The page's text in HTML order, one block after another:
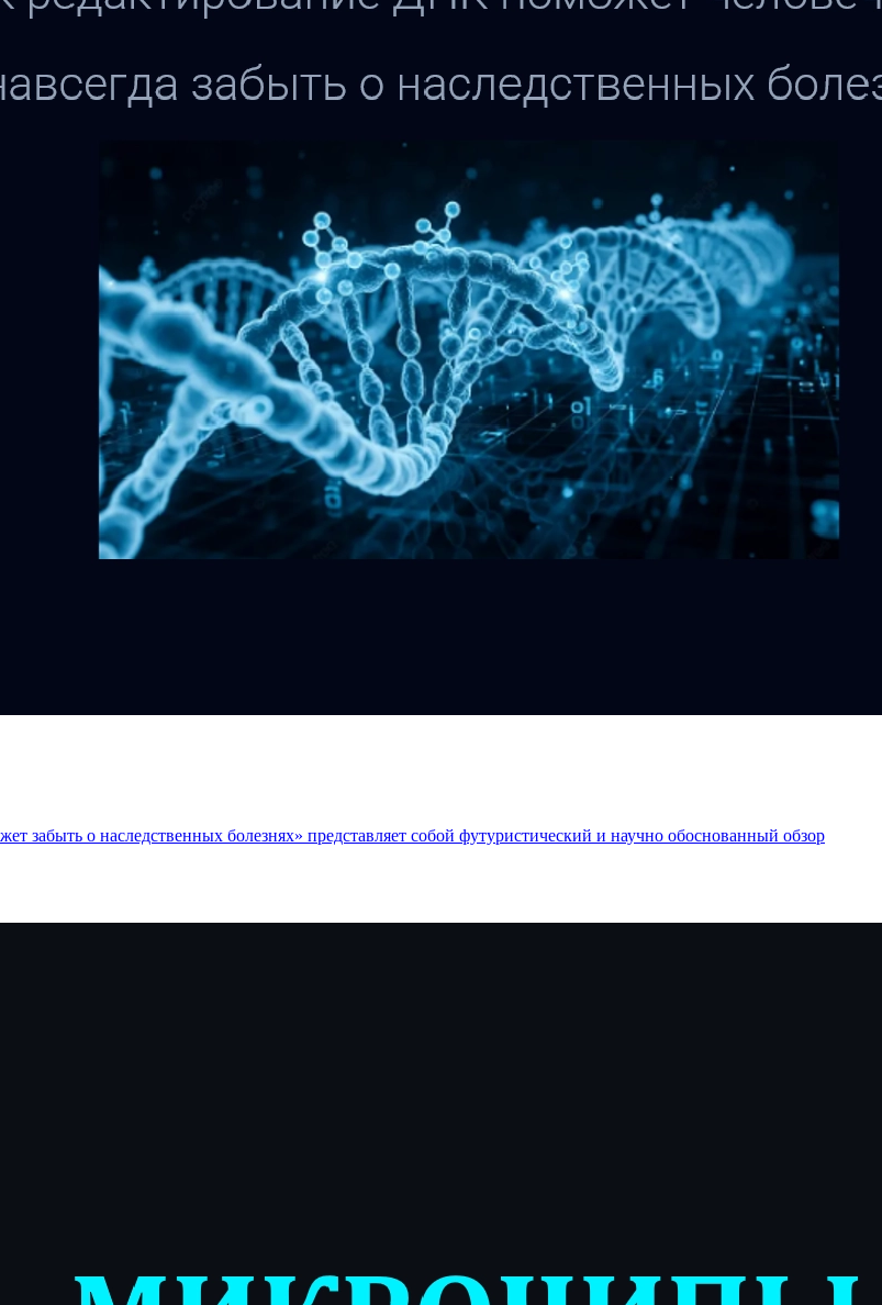
забыть о наследственных болезнях» представляет собой футуристический и научно обоснованный обзор